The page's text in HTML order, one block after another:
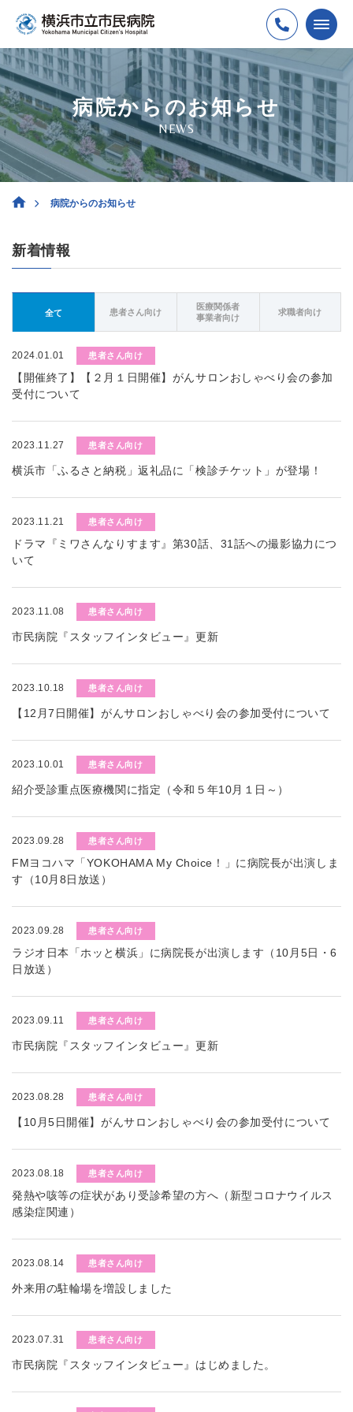
病院からのお知らせ
NEWS
病院からのお知らせ
新着情報
全て 患者さん向け
医療関係者
事業者向け
求職者向け
2024.01.01 患者さん向け
【開催終了】【２月１日開催】がんサロンおしゃべり会の参加
受付について
2023.11.27 患者さん向け
横浜市「ふるさと納税」返礼品に「検診チケット」が登場！
2023.11.21 患者さん向け
ドラマ『ミワさんなりすます』第30話、31話への撮影協力につ
いて
2023.11.08 患者さん向け
市民病院『スタッフインタビュー』更新
2023.10.18 患者さん向け
【12月7日開催】がんサロンおしゃべり会の参加受付について
2023.10.01 患者さん向け
紹介受診重点医療機関に指定（令和５年10月１日～）
2023.09.28 患者さん向け
FMヨコハマ「YOKOHAMA My Choice！」に病院長が出演しま
す（10月8日放送）
2023.09.28 患者さん向け
ラジオ日本「ホッと横浜」に病院長が出演します（10月5日・6
日放送）
2023.09.11 患者さん向け
市民病院『スタッフインタビュー』更新
2023.08.28 患者さん向け
【10月5日開催】がんサロンおしゃべり会の参加受付について
2023.08.18 患者さん向け
発熱や咳等の症状があり受診希望の方へ（新型コロナウイルス
感染症関連）
2023.08.14 患者さん向け
外来用の駐輪場を増設しました
2023.07.31 患者さん向け
市民病院『スタッフインタビュー』はじめました。